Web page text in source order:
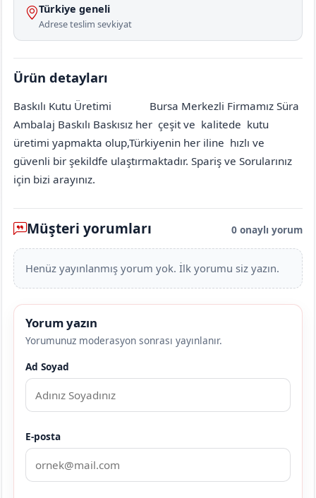
Türkiye geneli
Adrese teslim sevkiyat
Ürün detayları
Baskılı Kutu Üretimi
Bursa Merkezli Firmamız Süra
Ambalaj Baskılı Baskısız her çeşit ve kalitede kutu
üretimi yapmakta olup,Türkiyenin her iline hızlı ve
güvenli bir şekildfe ulaştırmaktadır. Spariş ve Sorularınız
için bizi arayınız.
Müşteri yorumları 0 onaylı yorum
Henüz yayınlanmış yorum yok. İlk yorumu siz yazın.
Yorum yazın
Yorumunuz moderasyon sonrası yayınlanır.
Ad Soyad
E-posta